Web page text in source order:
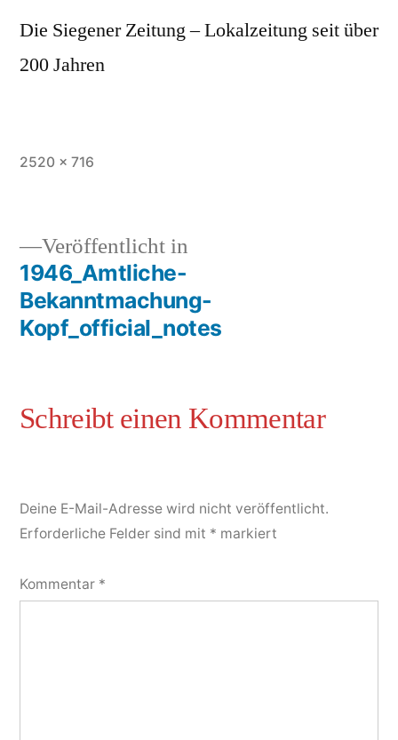
Die Siegener Zeitung – Lokalzeitung seit über
200 Jahren
2520 × 716
Veröffentlicht in
1946_Amtliche-
Bekanntmachung-
Kopf_official_notes
Deine E-Mail-Adresse wird nicht veröffentlicht.
Erforderliche Felder sind mit * markiert
Kommentar *